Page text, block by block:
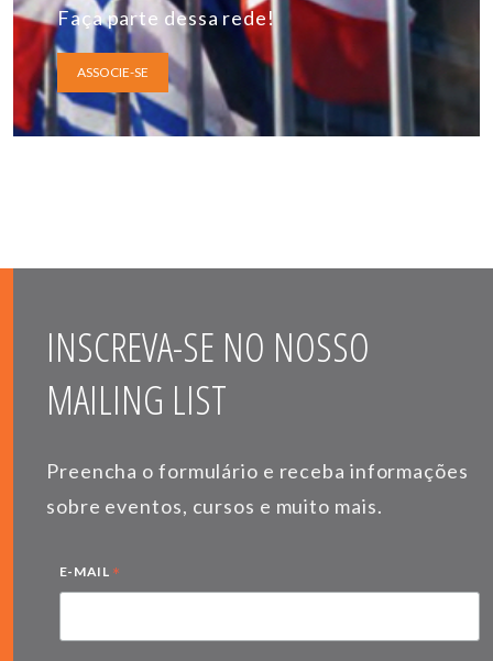
Faça parte dessa rede!
ASSOCIE-SE
INSCREVA-SE NO NOSSO
MAILING LIST
Preencha o formulário e receba informações
sobre eventos, cursos e muito mais.
E-MAIL *